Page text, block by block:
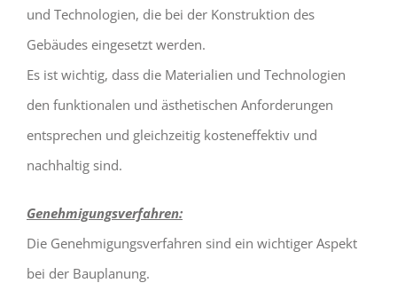
und Technologien, die bei der Konstruktion des
Gebäudes eingesetzt werden.
Es ist wichtig, dass die Materialien und Technologien
den funktionalen und ästhetischen Anforderungen
entsprechen und gleichzeitig kosteneffektiv und
nachhaltig sind.
Genehmigungsverfahren:
Die Genehmigungsverfahren sind ein wichtiger Aspekt
bei der Bauplanung.